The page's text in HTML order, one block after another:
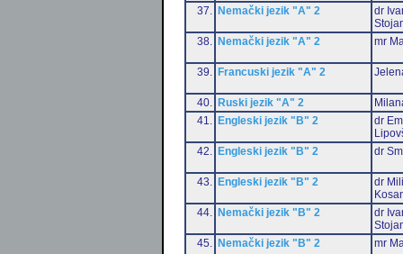
37.
Nemački jezik "A" 2
dr
38.
Nemački jezik "A" 2 mr
39. Francuski jezik "A" 2
40. Ruski jezik "A" 2
41.
Engleski jezik "B" 2
dr
42.
Engleski jezik "B" 2 dr
43. Engleski jezik "B" 2
dr
44.
Nemački jezik "B" 2
dr
45.
Nemački jezik "B" 2 mr